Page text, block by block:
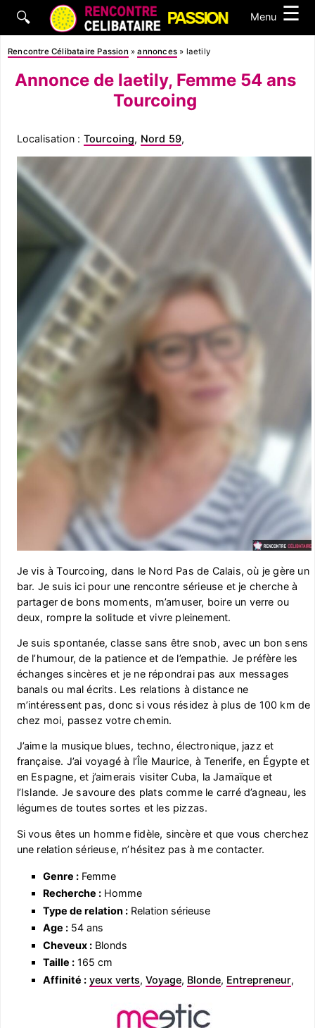
🔍 Menu ☰
Rencontre Célibataire Passion »annonces » laetily
Annonce de laetily, Femme 54 ans
Tourcoing
Localisation : Tourcoing, Nord 59,
Je vis à Tourcoing, dans le Nord Pas de Calais, où je gère un
bar. Je suis ici pour une rencontre sérieuse et je cherche à
partager de bons moments, m’amuser, boire un verre ou
deux, rompre la solitude et vivre pleinement.
Je suis spontanée, classe sans être snob, avec un bon sens
de l’humour, de la patience et de l’empathie. Je préfère les
échanges sincères et je ne répondrai pas aux messages
banals ou mal écrits. Les relations à distance ne
m’intéressent pas, donc si vous résidez à plus de 100 km de
chez moi, passez votre chemin.
J’aime la musique blues, techno, électronique, jazz et
française. J’ai voyagé à l’Île Maurice, à Tenerife, en Égypte et
en Espagne, et j’aimerais visiter Cuba, la Jamaïque et
l’Islande. Je savoure des plats comme le carré d’agneau, les
légumes de toutes sortes et les pizzas.
Si vous êtes un homme fidèle, sincère et que vous cherchez
une relation sérieuse, n’hésitez pas à me contacter.
Genre :Femme
Recherche :Homme
Type de relation :Relation sérieuse
Age :54 ans
Cheveux :Blonds
Taille :165 cm
Affinité : yeux verts, Voyage, Blonde, Entrepreneur,